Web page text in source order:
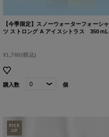
【今季限定】スノーウォーターフォーシャ
ツ ストロング A アイスシトラス 350ｍL
¥1,760(税込)
購入数 個